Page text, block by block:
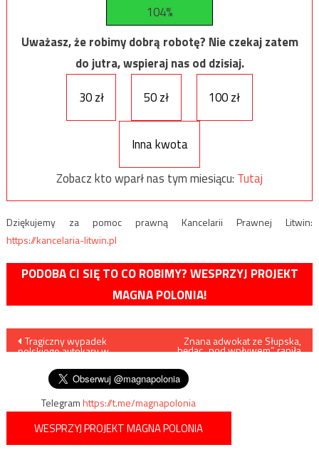
104%
Uważasz, że robimy dobrą robotę? Nie czekaj zatem
do jutra, wspieraj nas od dzisiaj.
30 zł
50 zł 100 zł
Inna kwota
Zobacz kto wparł nas tym miesiącu: Tutaj
Dziękujemy za pomoc prawną Kancelarii Prawnej Litwin:
https://kancelaria-litwin.pl
PODOBA CI SIĘ TO CO ROBIMY? WESPRZYJ PROJEKT
MAGNA POLONIA!
Nawigacja
wpisu
Tragiczny wypadek
polskiego autokaru w
Znana adwokat ze Słupska,
będąc „pod wpływem”, raniła
Telegramhttps://t.me/magnapolonia
WESPRZYJ PROJEKT MAGNA POLONIA